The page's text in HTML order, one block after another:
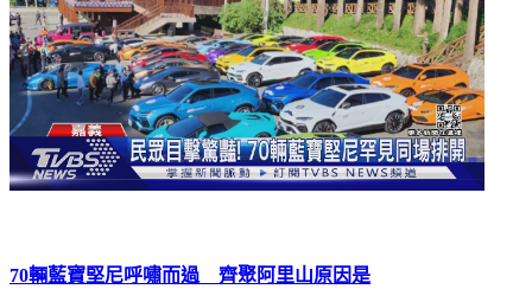
70輛藍寶堅尼呼嘯而過 齊聚阿里山原因是